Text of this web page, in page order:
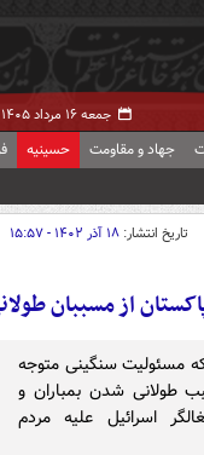
جمعه ۱۶ مرداد ۱۴۰۵ -
جهاد و مقاومت حسینیه
تاریخ انتشار: ۱۸ آذر ۱۴۰۲ - ۱۵:۵۷
از مسببان
مسئولیت سنگینی متوجه
طولانی شدن بمباران و
اسرائیل علیه مردم